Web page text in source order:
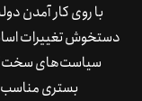
با روی کار آمدن
دستخوش تغییرات
سیاست‌های
بستری مناسب